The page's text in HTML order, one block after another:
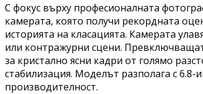
С фокус върху професионалната
камерата, която получи рекордната
историята на класацията. Камерата
или контражурни сцени.
за кристално ясни кадри от голямо
стабилизация. Моделът разполага с 6.8-
производителност.